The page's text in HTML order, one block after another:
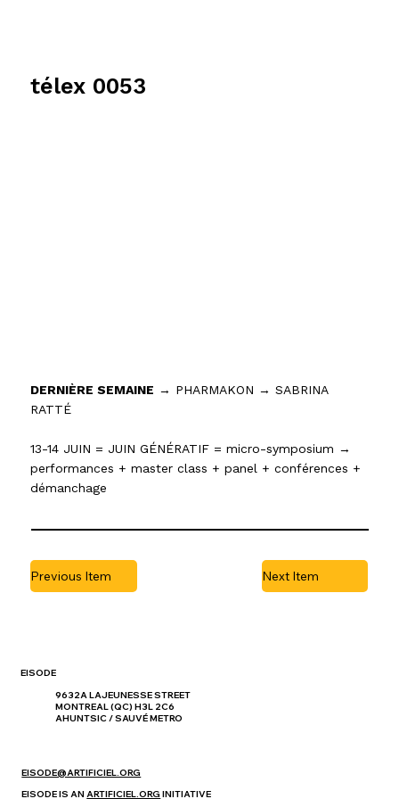
télex 0053
DERNIÈRE SEMAINE → PHARMAKON → SABRINA
RATTÉ
13-14 JUIN = JUIN GÉNÉRATIF = micro-symposium →
performances + master class + panel + conférences +
démanchage
Previous Item Next Item
EISODE
9632A LAJEUNESSE STREET
MONTREAL (QC) H3L 2C6
AHUNTSIC / SAUVÉ METRO
EISODE@ARTIFICIEL.ORG
EISODE IS ANARTIFICIEL.ORG INITIATIVE